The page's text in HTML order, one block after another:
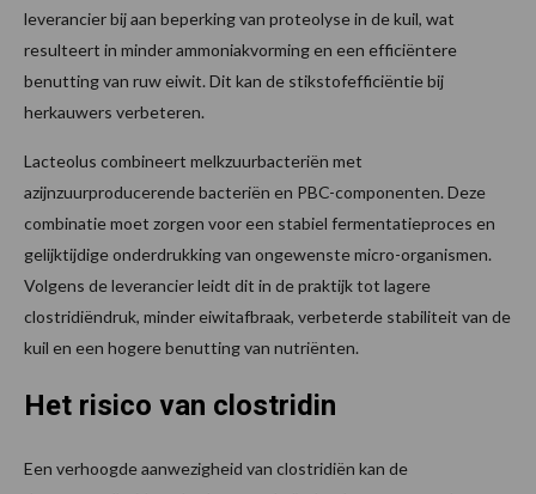
leverancier bij aan beperking van proteolyse in de kuil, wat
resulteert in minder ammoniakvorming en een efficiëntere
benutting van ruw eiwit. Dit kan de stikstofefficiëntie bij
herkauwers verbeteren.
Lacteolus combineert melkzuurbacteriën met
azijnzuurproducerende bacteriën en PBC-componenten. Deze
combinatie moet zorgen voor een stabiel fermentatieproces en
gelijktijdige onderdrukking van ongewenste micro-organismen.
Volgens de leverancier leidt dit in de praktijk tot lagere
clostridiëndruk, minder eiwitafbraak, verbeterde stabiliteit van de
kuil en een hogere benutting van nutriënten.
Het risico van clostridin
Een verhoogde aanwezigheid van clostridiën kan de